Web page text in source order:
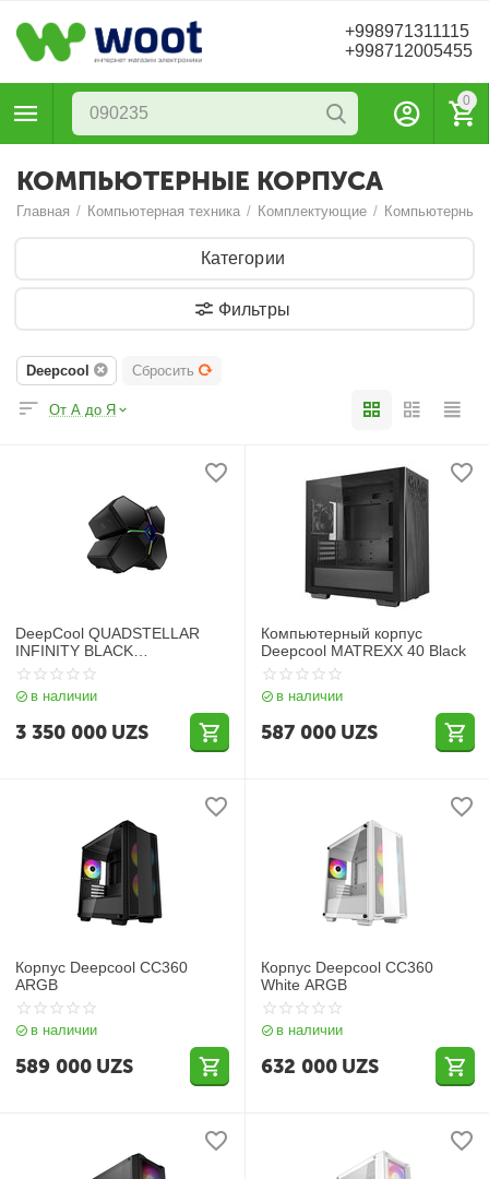
+998971311115
+998712005455
0
КОМПЬЮТЕРНЫЕ КОРПУСА
Главная / Компьютерная техника / Комплектующие / Компьютерные
Категории
Фильтры
Deepcool Сбросить
От А до Я
DeepCool QUADSTELLAR
INFINITY BLACK
премиальный корпус
формата Full
в наличии
3 350 000 UZS
Компьютерный корпус
Deepcool MATREXX 40 Black
в наличии
587 000 UZS
Корпус Deepcool CC360
ARGB
в наличии
589 000 UZS
Корпус Deepcool CC360
White ARGB
в наличии
632 000 UZS